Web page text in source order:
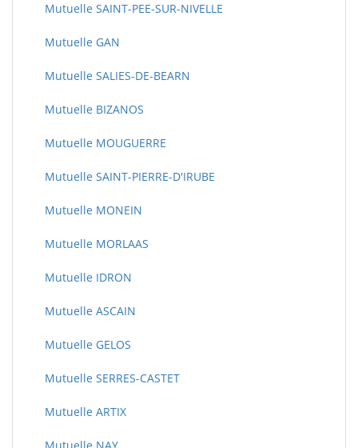
Mutuelle SAINT-PEE-SUR-NIVELLE
Mutuelle GAN
Mutuelle SALIES-DE-BEARN
Mutuelle BIZANOS
Mutuelle MOUGUERRE
Mutuelle SAINT-PIERRE-D'IRUBE
Mutuelle MONEIN
Mutuelle MORLAAS
Mutuelle IDRON
Mutuelle ASCAIN
Mutuelle GELOS
Mutuelle SERRES-CASTET
Mutuelle ARTIX